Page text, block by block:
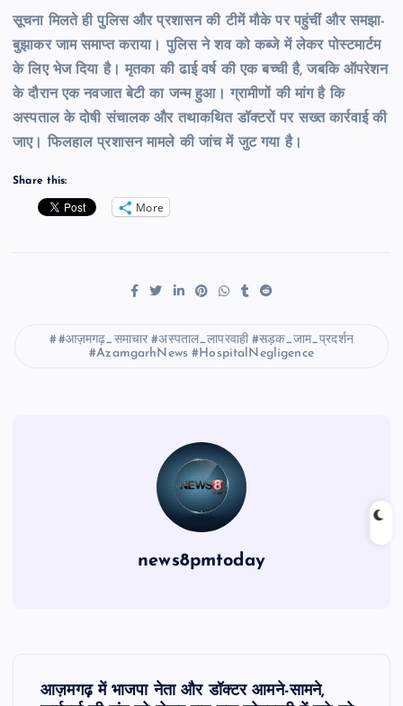
सूचना मिलते ही पुलिस और प्रशासन की टीमें मौके पर पहुंचीं और समझा-
बुझाकर जाम समाप्त कराया। पुलिस ने शव को कब्जे में लेकर पोस्टमार्टम
के लिए भेज दिया है। मृतका की ढाई वर्ष की एक बच्ची है, जबकि ऑपरेशन
के दौरान एक नवजात बेटी का जन्म हुआ। ग्रामीणों की मांग है कि
अस्पताल के दोषी संचालक और तथाकथित डॉक्टरों पर सख्त कार्रवाई की
जाए। फिलहाल प्रशासन मामले की जांच में जुट गया है।
Share this:
More
#आज़मगढ़_समाचार #अस्पताल_लापरवाही #सड़क_जाम_प्रदर्शन
#AzamgarhNews #HospitalNegligence
news8pmtoday
आज़मगढ़ में भाजपा नेता और डॉक्टर आमने-सामने,